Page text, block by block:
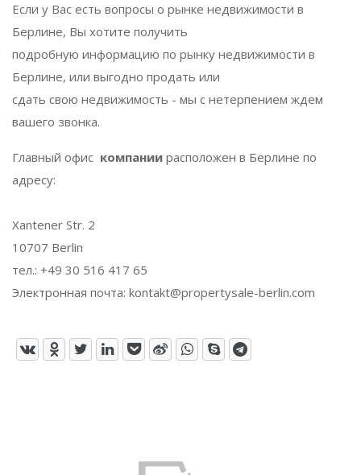
Eсли у Вас есть вопросы о рынке недвижимости в
Берлине, Вы хотите получить
подробную информацию по рынку недвижимости в
Берлине, или выгодно продать или
сдать свою недвижимость - мы с нетерпением ждем
вашего звонка.
Главный офис компании расположен в Берлине по
адресу:
Xantener Str. 2
10707 Berlin
тел.: +49 30 516 417 65
Электронная почта: kontakt@propertysale-berlin.com